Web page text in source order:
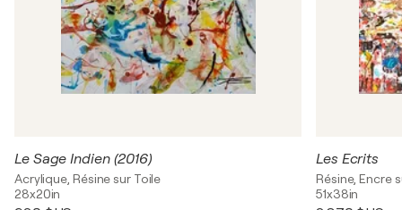
Le Sage Indien (2016)
Acrylique, Résine sur Toile
28x20in
Les Ecrits
Résine, Encre
51x38in